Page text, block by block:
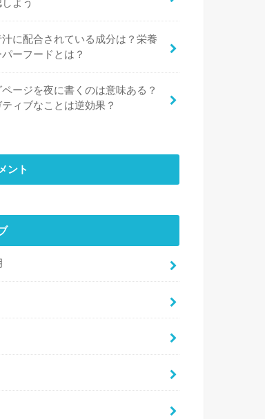
よう
に配合されている成分は？栄養
ーフードとは？
ージを夜に書くのは意味ある？
ィブなことは逆効果？
ント